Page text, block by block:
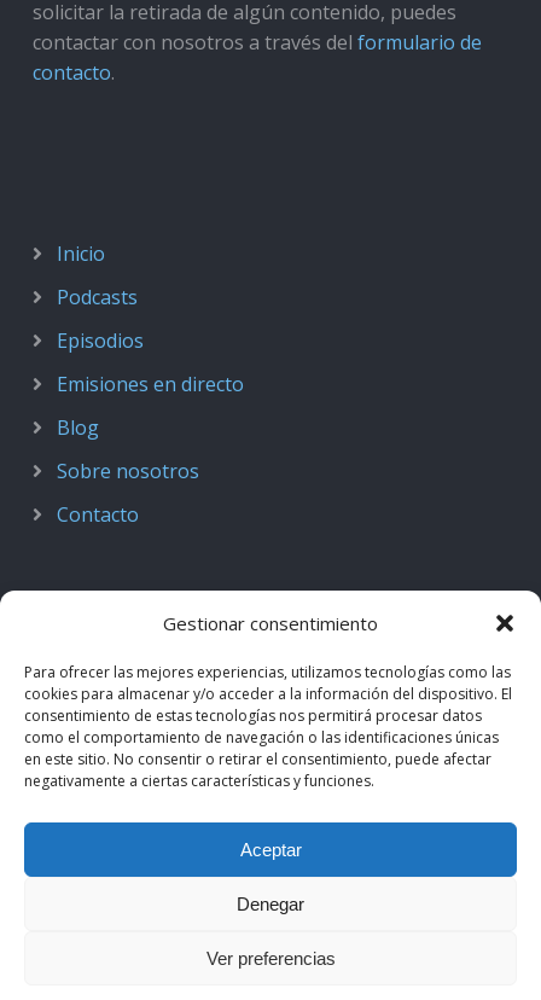
Gestionar consentimiento
Para ofrecer las mejores experiencias, utilizamos tecnologías como las
cookies para almacenar y/o acceder a la información del dispositivo. El
consentimiento de estas tecnologías nos permitirá procesar datos
como el comportamiento de navegación o las identificaciones únicas
en este sitio. No consentir o retirar el consentimiento, puede afectar
negativamente a ciertas características y funciones.
Aceptar
Denegar
Ver preferencias
solicitar la retirada de algún contenido, puedes
contactar con nosotros a través del formulario de
contacto.
Inicio
Podcasts
Episodios
Emisiones en directo
Blog
Sobre nosotros
Contacto
Podcast de Medicina · by casiMedicos
Radio casiMedicos
. Los contenidos pertenecen a sus
autores originales y se muestran mediante
Política de privacidad